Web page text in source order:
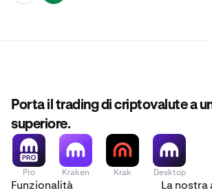
Porta il trading di criptovalute a
superiore.
Pro Kraken Krak Desktop
Funzionalità La nostra